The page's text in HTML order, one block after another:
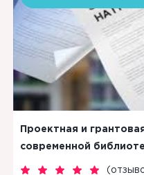
Проектная и
современной
(